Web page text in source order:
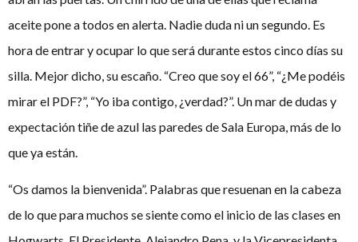
aceite pone a todos en alerta. Nadie duda ni un segundo. Es
hora de entrar y ocupar lo que será durante estos cinco días su
silla. Mejor dicho, su escaño. “Creo que soy el 66”, “¿Me podéis
mirar el PDF?”, “Yo iba contigo, ¿verdad?”. Un mar de dudas y
expectación tiñe de azul las paredes de Sala Europa, más de lo
que ya están.
“Os damos la bienvenida”. Palabras que resuenan en la cabeza
de lo que para muchos se siente como el inicio de las clases en